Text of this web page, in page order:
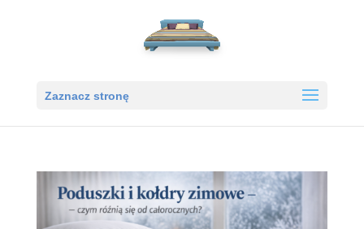
Zaznacz stronę